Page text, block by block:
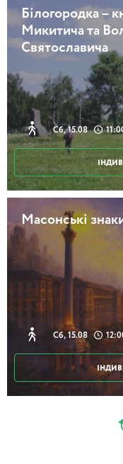
Мандрівка у
2 години 30 хвилин
Замальовки з
2 години 30 хвилин
Історії
2 години
Білогородка –
Микитича та
Святославича
Сб, 15.08
Масонські
Сб, 15.08